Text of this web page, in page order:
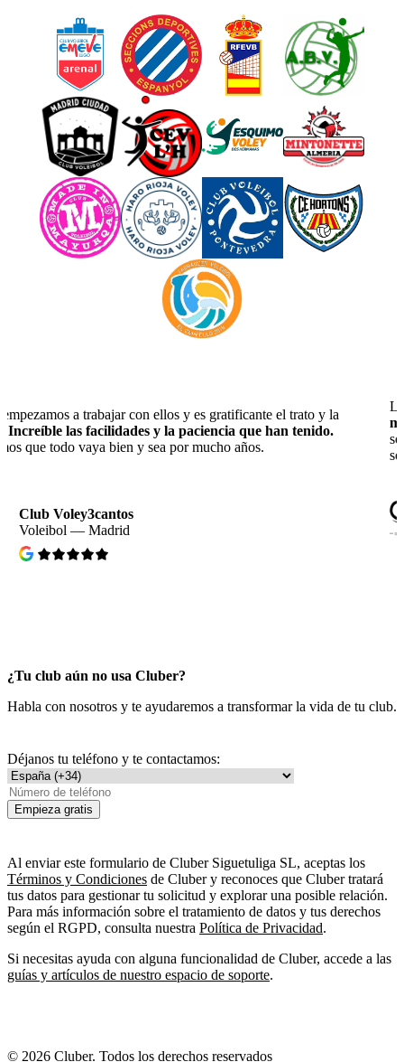
Llevamos muchas temporadas con Cluber y
nos ha facilitado
muchísimo la gestión de Club, con su atención personalizada
solucionamos cualquier problema. Fácil de utilizar por nuestros
socios y deportistas.
Club Voleibol Sedaví
Voleibol — Valencia
¿Tu club aún no usa Cluber?
Habla con nosotros y te ayudaremos a transformar la vida de tu club.
Déjanos tu teléfono y te contactamos:
Empieza gratis
Al enviar este formulario de Cluber Siguetuliga SL, aceptas los
Términos y Condiciones de Cluber y reconoces que Cluber tratará
tus datos para gestionar tu solicitud y explorar una posible relación.
Para más información sobre el tratamiento de datos y tus derechos
según el RGPD, consulta nuestra Política de Privacidad.
Si necesitas ayuda con alguna funcionalidad de Cluber, accede a las
guías y artículos de nuestro espacio de soporte.
© 2026 Cluber. Todos los derechos reservados